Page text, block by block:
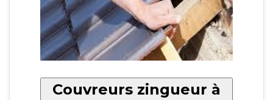
Couvreurs zingueur à